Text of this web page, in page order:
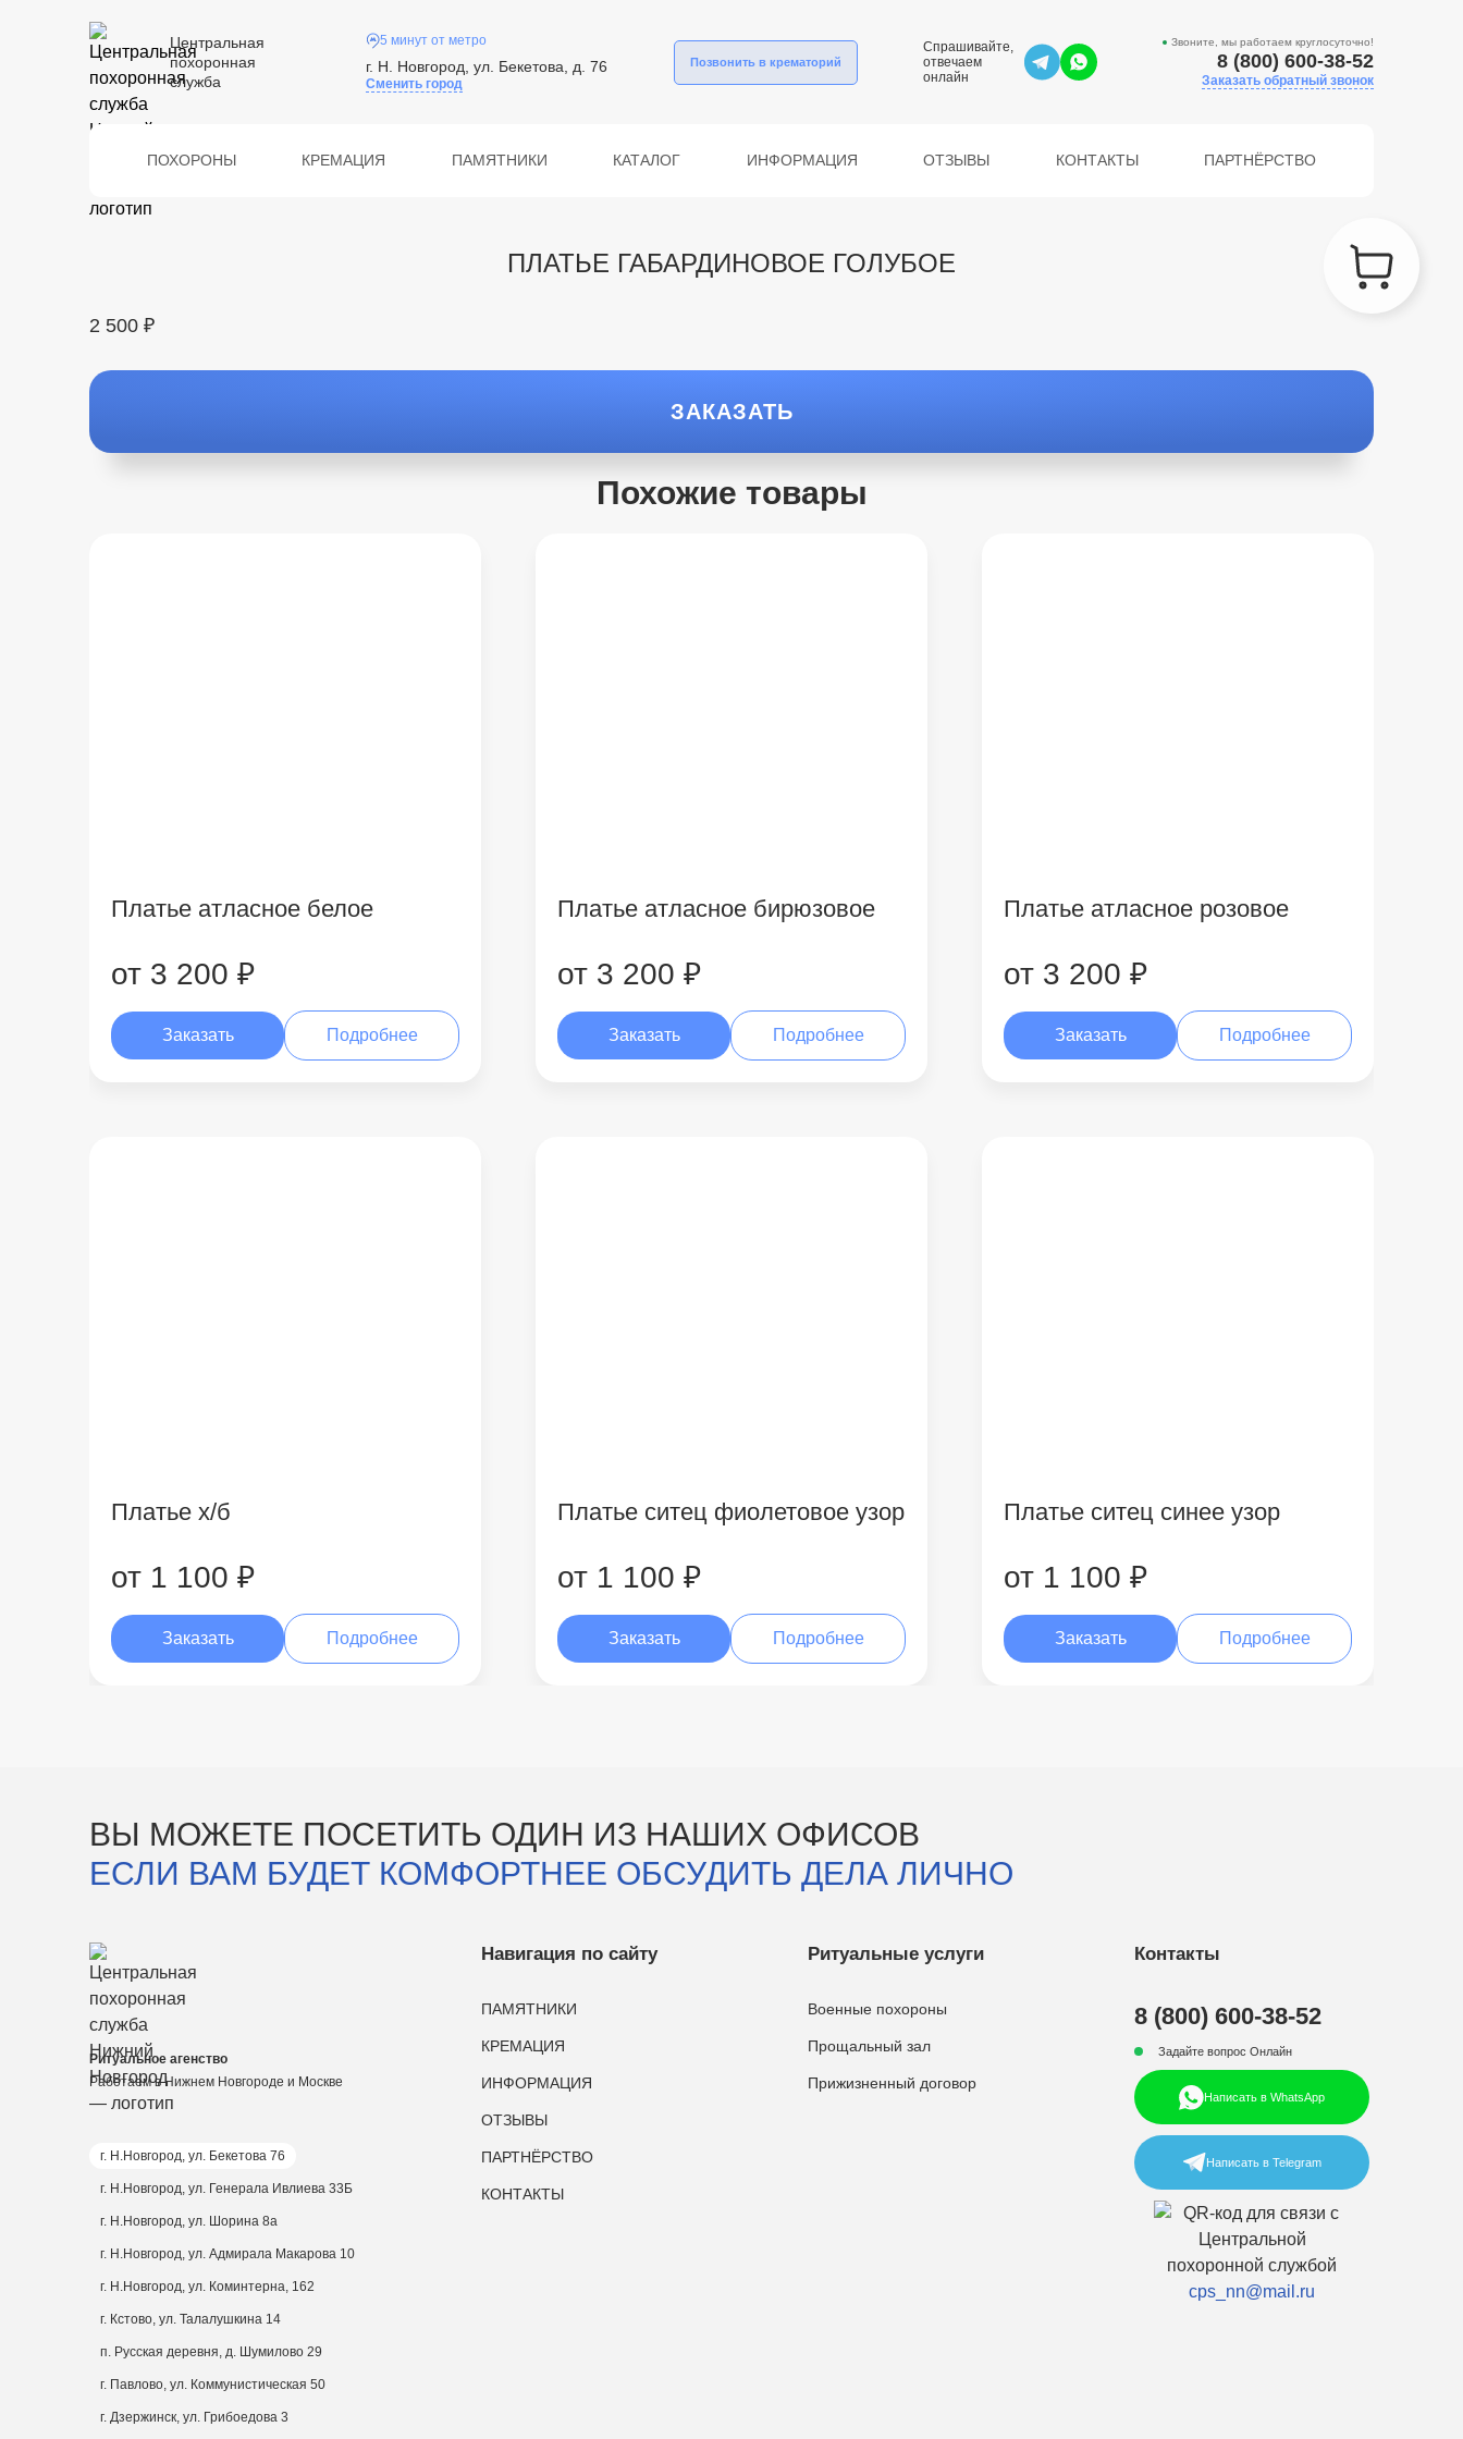
Центральная
похоронная
служба
5 минут от метро
г. Н. Новгород, ул. Бекетова, д. 76
Сменить город
Позвонить в крематорий
Спрашивайте,
отвечаем
онлайн
Звоните, мы работаем круглосуточно!
8 (800) 600-38-52
Заказать обратный звонок
ПОХОРОНЫ КРЕМАЦИЯ ПАМЯТНИКИ КАТАЛОГ ИНФОРМАЦИЯ ОТЗЫВЫ КОНТАКТЫ ПАРТНЁРСТВО
ПЛАТЬЕ ГАБАРДИНОВОЕ ГОЛУБОЕ
2 500 ₽
ЗАКАЗАТЬ
Похожие товары
Платье атласное белое
от 3 200 ₽
Заказать Подробнее
Платье атласное бирюзовое
от 3 200 ₽
Заказать Подробнее
Платье атласное розовое
от 3 200 ₽
Заказать Подробнее
Платье х/б
от 1 100 ₽
Заказать Подробнее
Платье ситец фиолетовое узор
от 1 100 ₽
Заказать Подробнее
Платье ситец синее узор
от 1 100 ₽
Заказать Подробнее
ВЫ МОЖЕТЕ ПОСЕТИТЬ ОДИН ИЗ НАШИХ ОФИСОВ
ЕСЛИ ВАМ БУДЕТ КОМФОРТНЕЕ ОБСУДИТЬ ДЕЛА ЛИЧНО
Ритуальное агенство
Работаем в Нижнем Новгороде и Москве
г. Н.Новгород, ул. Бекетова 76
г. Н.Новгород, ул. Генерала Ивлиева 33Б
г. Н.Новгород, ул. Шорина 8а
г. Н.Новгород, ул. Адмирала Макарова 10
г. Н.Новгород, ул. Коминтерна, 162
г. Кстово, ул. Талалушкина 14
п. Русская деревня, д. Шумилово 29
г. Павлово, ул. Коммунистическая 50
г. Дзержинск, ул. Грибоедова 3
Навигация по сайту
ПАМЯТНИКИ
КРЕМАЦИЯ
ИНФОРМАЦИЯ
ОТЗЫВЫ
ПАРТНЁРСТВО
КОНТАКТЫ
Ритуальные услуги
Военные похороны
Прощальный зал
Прижизненный договор
Контакты
8 (800) 600-38-52
Задайте вопрос Онлайн
Написать в WhatsApp
Написать в Telegram
cps_nn@mail.ru